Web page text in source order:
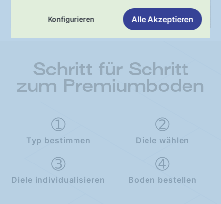
Konfigurieren Alle Akzeptieren
Schritt für Schritt
zum Premiumboden
Typ bestimmen Diele wählen
Diele individualisieren Boden bestellen